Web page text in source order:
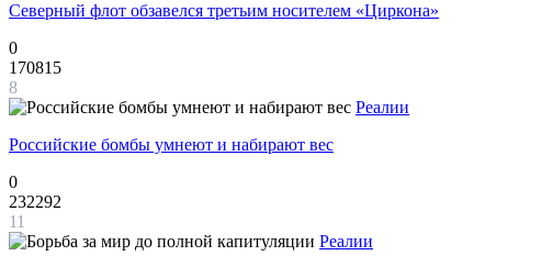
Северный флот обзавелся третьим носителем «Циркона»
0
170815
8
Реалии
Российские бомбы умнеют и набирают вес
0
232292
11
Реалии